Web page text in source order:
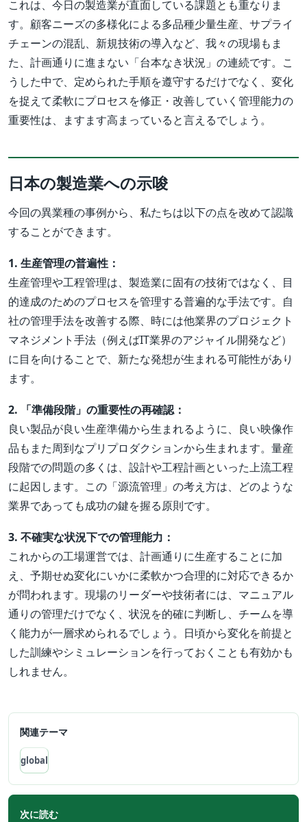
これは、今日の製造業が直面している課題とも重なりま
す。顧客ニーズの多様化による多品種少量生産、サプライ
チェーンの混乱、新規技術の導入など、我々の現場もま
た、計画通りに進まない「台本なき状況」の連続です。こ
うした中で、定められた手順を遵守するだけでなく、変化
を捉えて柔軟にプロセスを修正・改善していく管理能力の
重要性は、ますます高まっていると言えるでしょう。
日本の製造業への示唆
今回の異業種の事例から、私たちは以下の点を改めて認識
することができます。
1. 生産管理の普遍性：
生産管理や工程管理は、製造業に固有の技術ではなく、目
的達成のためのプロセスを管理する普遍的な手法です。自
社の管理手法を改善する際、時には他業界のプロジェクト
マネジメント手法（例えばIT業界のアジャイル開発など）
に目を向けることで、新たな発想が生まれる可能性があり
ます。
2. 「準備段階」の重要性の再確認：
良い製品が良い生産準備から生まれるように、良い映像作
品もまた周到なプリプロダクションから生まれます。量産
段階での問題の多くは、設計や工程計画といった上流工程
に起因します。この「源流管理」の考え方は、どのような
業界であっても成功の鍵を握る原則です。
3. 不確実な状況下での管理能力：
これからの工場運営では、計画通りに生産することに加
え、予期せぬ変化にいかに柔軟かつ合理的に対応できるか
が問われます。現場のリーダーや技術者には、マニュアル
通りの管理だけでなく、状況を的確に判断し、チームを導
く能力が一層求められるでしょう。日頃から変化を前提と
した訓練やシミュレーションを行っておくことも有効かも
しれません。
関連テーマ
global
次に読む